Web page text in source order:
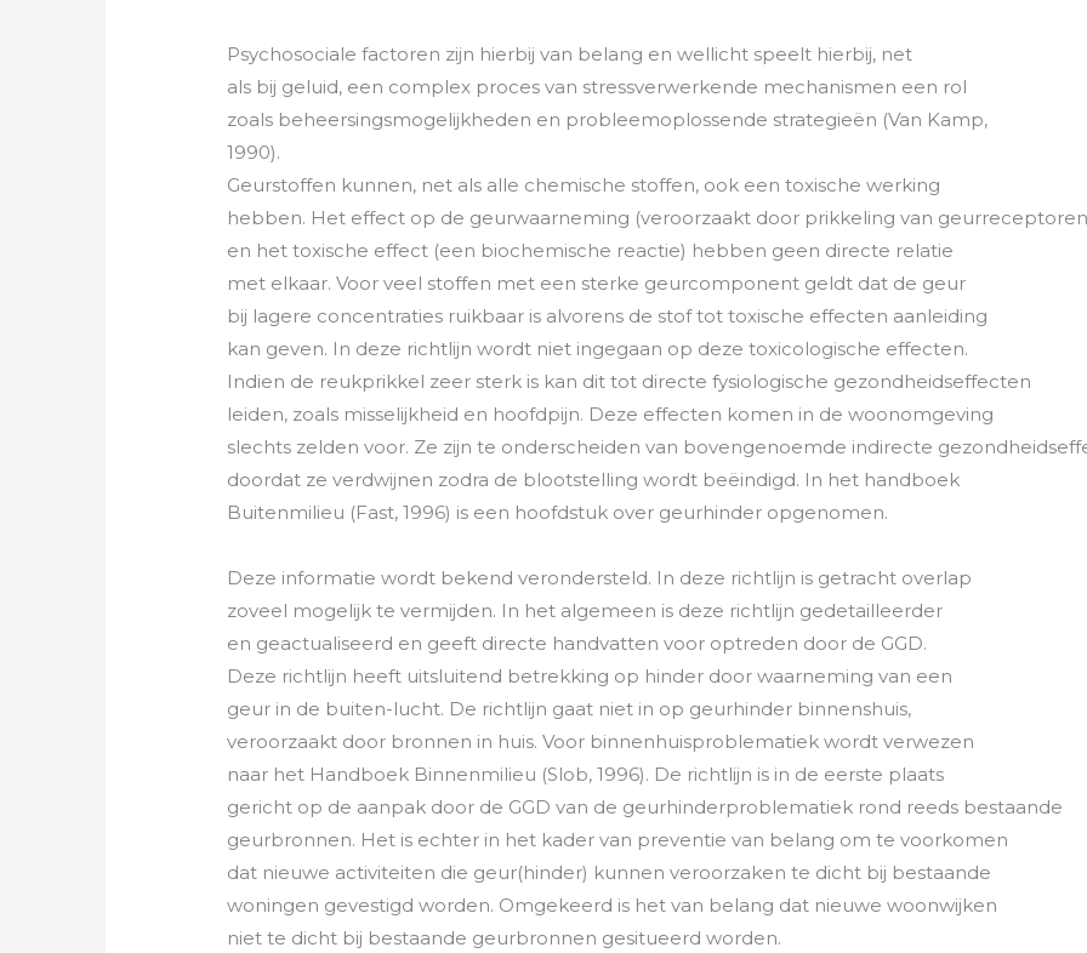
Psychosociale factoren zijn hierbij van belang en wellicht speelt hierbij, net
als bij geluid, een complex proces van stressverwerkende mechanismen een rol
zoals beheersingsmogelijkheden en probleemoplossende strategieën (Van Kamp,
1990).
Geurstoffen kunnen, net als alle chemische stoffen, ook een toxische werking
hebben. Het effect op de geurwaarneming (veroorzaakt door prikkeling van
en het toxische effect (een biochemische reactie) hebben geen directe relatie
met elkaar. Voor veel stoffen met een sterke geurcomponent geldt dat de geur
bij lagere concentraties ruikbaar is alvorens de stof tot toxische effecten aanleiding
kan geven. In deze richtlijn wordt niet ingegaan op deze toxicologische effecten.
Indien de reukprikkel zeer sterk is kan dit tot directe fysiologische gezondheidseffecten
leiden, zoals misselijkheid en hoofdpijn. Deze effecten komen in de woonomgeving
slechts zelden voor. Ze zijn te onderscheiden van bovengenoemde indirecte
doordat ze verdwijnen zodra de blootstelling wordt beëindigd. In het handboek
Buitenmilieu (Fast, 1996) is een hoofdstuk over geurhinder opgenomen.
Deze informatie wordt bekend verondersteld. In deze richtlijn is getracht overlap
zoveel mogelijk te vermijden. In het algemeen is deze richtlijn gedetailleerder
en geactualiseerd en geeft directe handvatten voor optreden door de GGD.
Deze richtlijn heeft uitsluitend betrekking op hinder door waarneming van een
geur in de buiten-lucht. De richtlijn gaat niet in op geurhinder binnenshuis,
veroorzaakt door bronnen in huis. Voor binnenhuisproblematiek wordt verwezen
naar het Handboek Binnenmilieu (Slob, 1996). De richtlijn is in de eerste plaats
gericht op de aanpak door de GGD van de geurhinderproblematiek rond reeds bestaande
geurbronnen. Het is echter in het kader van preventie van belang om te voorkomen
dat nieuwe activiteiten die geur(hinder) kunnen veroorzaken te dicht bij bestaande
woningen gevestigd worden. Omgekeerd is het van belang dat nieuwe woonwijken
niet te dicht bij bestaande geurbronnen gesitueerd worden.